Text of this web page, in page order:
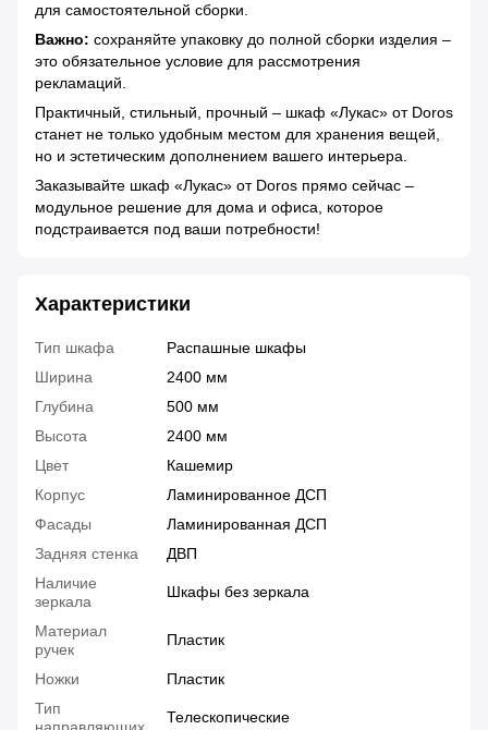
для самостоятельной сборки.
Важно: сохраняйте упаковку до полной сборки изделия –
это обязательное условие для рассмотрения
рекламаций.
Практичный, стильный, прочный – шкаф «Лукас» от Doros
станет не только удобным местом для хранения вещей,
но и эстетическим дополнением вашего интерьера.
Заказывайте шкаф «Лукас» от Doros прямо сейчас –
модульное решение для дома и офиса, которое
подстраивается под ваши потребности!
Характеристики
Тип шкафа
Распашные шкафы
Ширина
2400 мм
Глубина
500 мм
Высота
2400 мм
Цвет
Кашемир
Корпус
Ламинированное ДСП
Фасады
Ламинированная ДСП
Задняя стенка
ДВП
Наличие
зеркала
Шкафы без зеркала
Материал
ручек
Пластик
Ножки
Пластик
Тип
Телескопические